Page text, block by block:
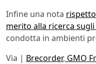
Infine una nota
merito alla ricerca sugli
condotta in ambienti
Via | Brecorder, GMO